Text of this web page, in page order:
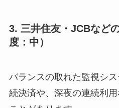
3. 三井住友・JCBなど
度：中）
バランスの取れた監視シ
続決済や、深夜の連続利